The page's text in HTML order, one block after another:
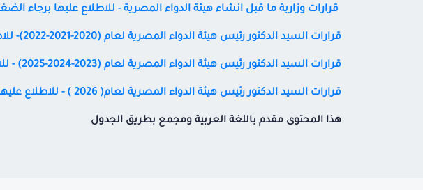
قرارات وزارية ما قبل انشاء هيئة الدواء المصرية - للاطلاع عليها برجاء
قرارات السيد الدكتور رئيس هيئة الدواء المصرية لعام (2020-2021-2022)- للاطلاع عايها برجاء الضغط على الرابط
قرارات السيد الدكتور رئيس هيئة الدواء المصرية لعام (2023-2024-2025) - للاطلاع عليها برجاء الضغط على الرابط
قرارات السيد الدكتور رئيس هيئة الدواء المصرية لعام( 2026 ) - للاطلاع عليها برجاء الضغط على الرابط
هذا المحتوى مقدم باللغة العربية ومجمع بطريق الجدول